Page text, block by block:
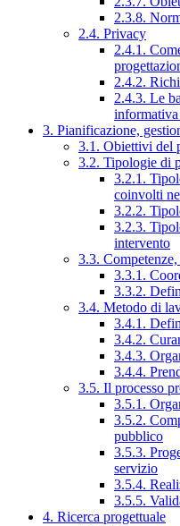
2.3.8.
2.4. Privacy
2.4.1.
2.4.2.
2.4.3. Le
3. Pianificazione,
3.1. Obiettivi del
3.2. Tipologie di
3.2.1.
coinvolti
3.2.2.
3.2.3.
intervento
3.3.
3.3.1.
3.3.2.
3.4. Metodo di
3.4.1.
3.4.2.
3.4.3.
3.4.4.
3.5. Il processo
3.5.1.
3.5.2.
pubblico
3.5.3.
servizio
3.5.4.
3.5.5.
4. Ricerca progettuale